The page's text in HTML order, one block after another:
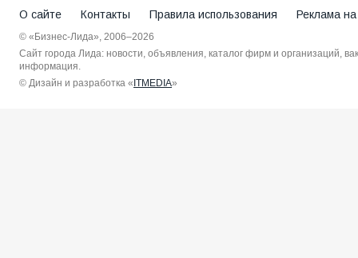
О сайте Контакты Правила использования Реклама
© «Бизнес-Лида», 2006–2026
Сайт города Лида: новости, объявления, каталог фирм и организаций,
информация.
© Дизайн и разработка « ITMEDIA»